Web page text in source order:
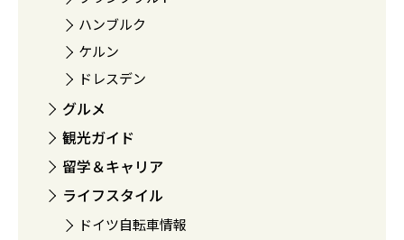
ハンブルク
ケルン
ドレスデン
グルメ
観光ガイド
留学＆キャリア
ライフスタイル
ドイツ自転車情報